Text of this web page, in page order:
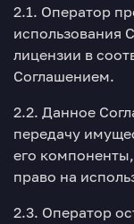
2.1. Оператор
использования
лицензии в
Соглашением.
2.2. Данное
передачу
его
право на
2.3. Оператор